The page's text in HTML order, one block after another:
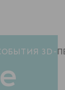
3D-